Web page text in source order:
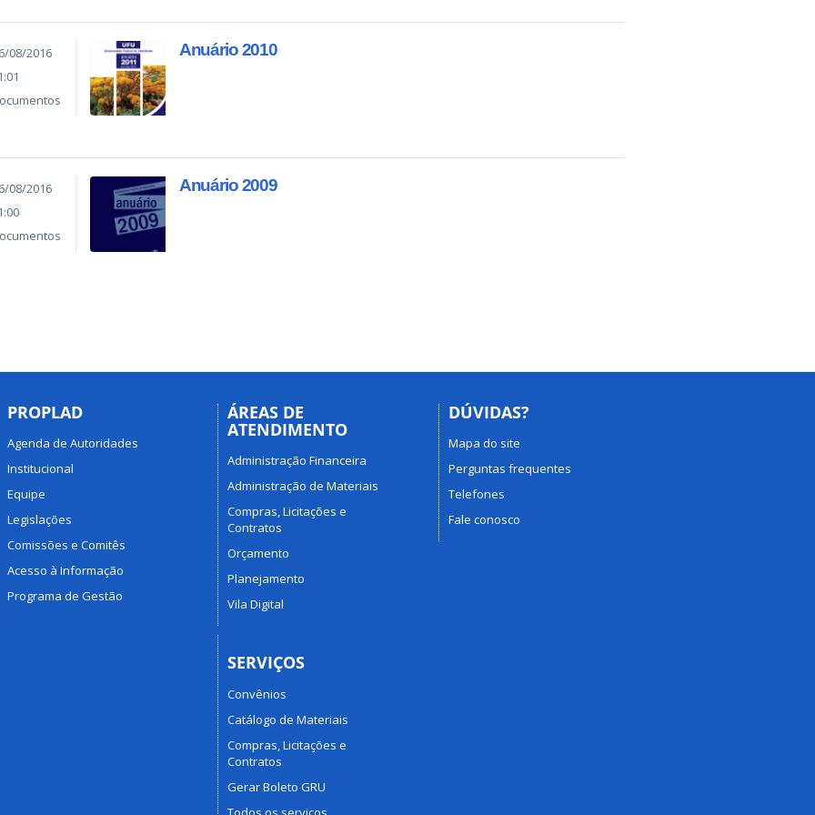
08/2016
Anuário 2010
08/2016
Anuário 2009
PROPLAD
Agenda de Autoridades
Institucional
Equipe
Legislações
Comissões e Comitês
Acesso à Informação
Programa de Gestão
ÁREAS DE
ATENDIMENTO
Administração Financeira
Administração de Materiais
Compras, Licitações e
Contratos
Orçamento
Planejamento
Vila Digital
SERVIÇOS
Convênios
Catálogo de Materiais
Compras, Licitações e
Contratos
Gerar Boleto GRU
DÚVIDAS?
Mapa do site
Perguntas frequentes
Telefones
Fale conosco